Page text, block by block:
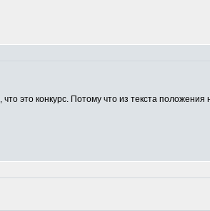
это конкурс. Потому что из текста